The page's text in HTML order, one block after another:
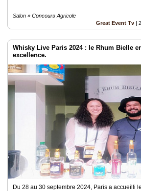
Salon » Concours Agricole
Great Event Tv |
Whisky Live Paris 2024 : le Rhum Bielle
excellence.
Du 28 au 30 septembre 2024, Paris a accueilli